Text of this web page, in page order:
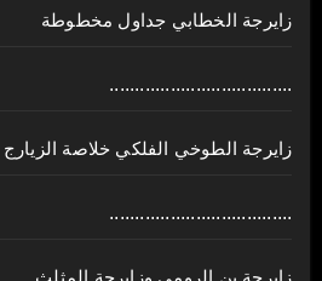
زايرجة الخطابي جداول مخطوطة
....................................
زايرجة الطوخي الفلكي خلاصة الزيارج
....................................